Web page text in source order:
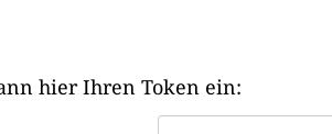
hier Ihren Token ein: